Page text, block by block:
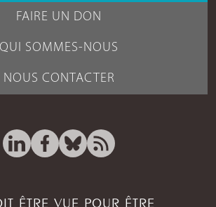
FAIRE UN DON
QUI SOMMES-NOUS
NOUS CONTACTER
ÊTRE VUE POUR ÊTRE